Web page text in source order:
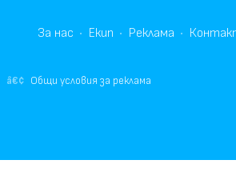
За нас Екип Реклама
Общи условия за реклама